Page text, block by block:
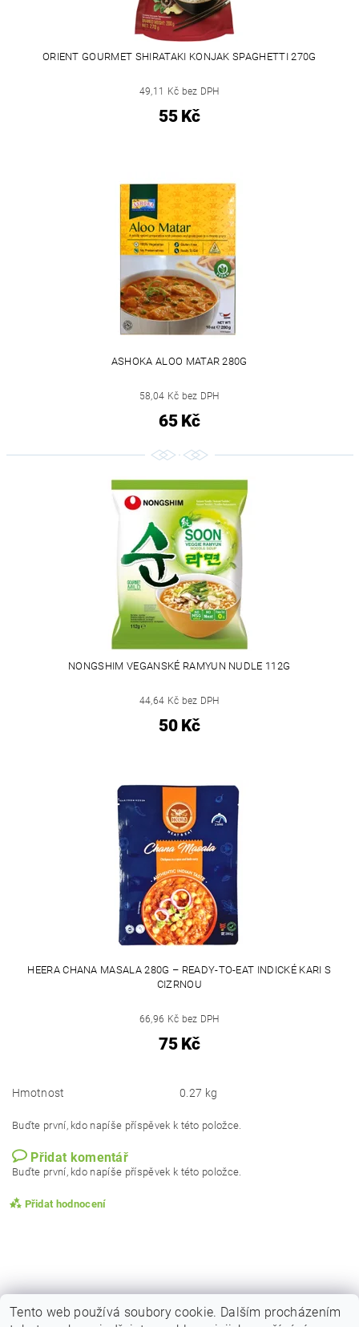
ORIENT GOURMET SHIRATAKI KONJAK SPAGHETTI 270G
49,11 Kč bez DPH
55 Kč
ASHOKA ALOO MATAR 280G
58,04 Kč bez DPH
65 Kč
NONGSHIM VEGANSKÉ RAMYUN NUDLE 112G
44,64 Kč bez DPH
50 Kč
HEERA CHANA MASALA 280G – READY-TO-EAT INDICKÉ KARI S
CIZRNOU
66,96 Kč bez DPH
75 Kč
Hmotnost 0.27 kg
Buďte první, kdo napíše příspěvek k této položce.
Přidat komentář
Buďte první, kdo napíše příspěvek k této položce.
Přidat hodnocení
Tento web používá soubory cookie. Dalším procházením